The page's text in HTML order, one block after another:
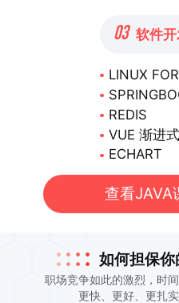
03 软件
LINUX
REDIS
VUE 渐进
ECHART
查看JAVA
如何担保你
职场竞争如此的激烈，时
更快、更好、更扎